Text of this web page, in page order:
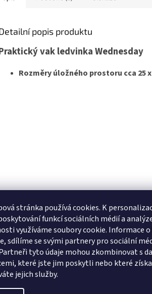
stránka používá cookies. K
funkcí sociálních médií a
využíváme soubory cookie. Informace
sdílíme se svými partnery pro sociální
tyto údaje mohou zkombinovat s
které jste jim poskytli nebo které
jejich služby.
popis produktu
vak ledvinka Wednesday
Rozměry úložného prostoru cca 25
Zboží.cz Heureka.cz Námořnická trička